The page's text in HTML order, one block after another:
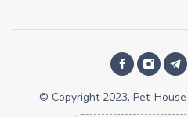
© Copyright 2023, Pet-